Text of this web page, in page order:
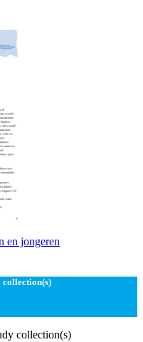
en jongeren
collection(s)
collection(s)